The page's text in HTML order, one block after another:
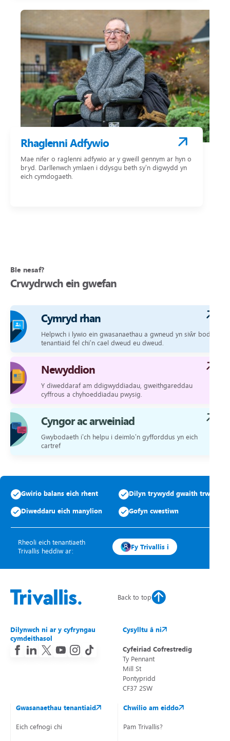
Rhaglenni Adfywio
Mae nifer o raglenni adfywio ar y gweill gennym ar hyn o
bryd. Darllenwch ymlaen i ddysgu beth sy’n digwydd yn
eich cymdogaeth.
Ble nesaf?
Crwydrwch ein gwefan
Cymryd rhan
Helpwch i lywio ein gwasanaethau a gwneud yn siŵr bod
tenantiaid fel chi’n cael dweud eu dweud.
Newyddion
Y diweddaraf am ddigwyddiadau, gweithgareddau
cyffrous a chyhoeddiadau pwysig.
Cyngor ac arweiniad
Gwybodaeth i’ch helpu i deimlo’n gyfforddus yn eich
cartref
Gwirio balans eich rhent Dilyn trywydd gwaith trwsio
Diweddaru eich manylion Gofyn cwestiwn
Rheoli eich tenantiaeth
Trivallis heddiw ar:
Fy Trivallis i
Back to top
Dilynwch ni ar y cyfryngau
cymdeithasol
Cysylltu â ni
Cyfeiriad Cofrestredig
Ty Pennant
Mill St
Pontypridd
CF37 2SW
Gwasanaethau tenantiaid
Eich cefnogi chi
Chwilio am eiddo
Pam Trivallis?